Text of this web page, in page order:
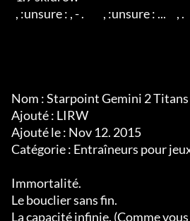
Nom : Starpoint Gemini 2 Titans
Ajouté : LIRW
Ajouté le : Nov 12. 2015
Catégorie : Entraîneurs pour
Immortalité.
Le bouclier sans fin.
La capacité infinie. (Comme